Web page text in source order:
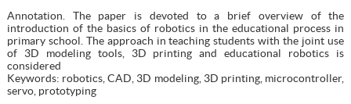
Annotation. The paper is devoted to a brief overview of the
introduction of the basics of robotics in the educational process in
primary school. The approach in teaching students with the joint use
of 3D modeling tools, 3D printing and educational robotics is
considered
Keywords: robotics, CAD, 3D modeling, 3D printing, microcontroller,
servo, prototyping